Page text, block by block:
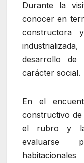
Durante la
conocer en
constructora
desarrollo de
carácter social.
En el
constructivo
el rubro y
evaluarse